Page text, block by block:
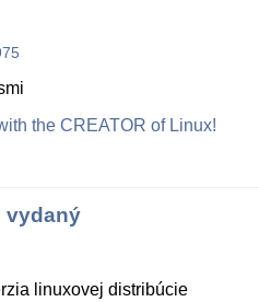
the CREATOR of Linux!
vydaný
linuxovej distribúcie